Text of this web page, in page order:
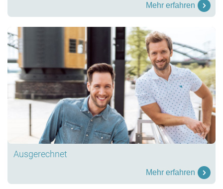
Mehr erfahren
Ausgerechnet
Mehr erfahren